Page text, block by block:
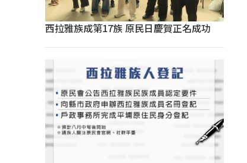
西拉雅族成第17族 原民日慶賀正名成功